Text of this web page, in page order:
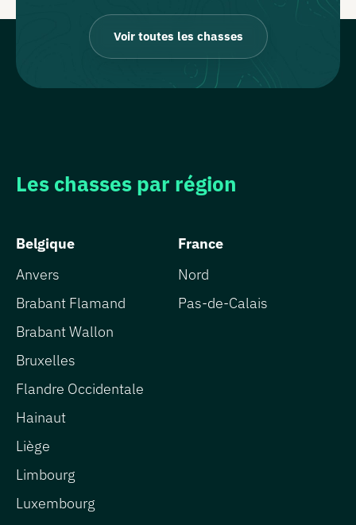
Voir toutes les chasses
Les chasses par région
Belgique
Anvers
Brabant Flamand
Brabant Wallon
Bruxelles
Flandre Occidentale
Hainaut
Liège
Limbourg
Luxembourg
France
Nord
Pas-de-Calais